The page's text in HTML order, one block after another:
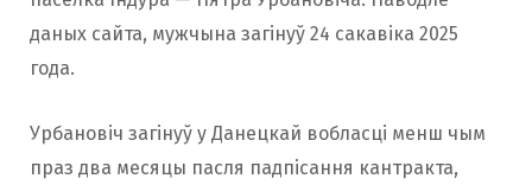
даных сайта, мужчына загінуў 24 сакавіка 2025
года.
Урбановіч загінуў у Данецкай вобласці менш чым
праз два месяцы пасля падпісання кантракта,